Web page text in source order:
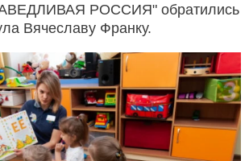
РОССИЯ" обратились
Вячеславу Франку.